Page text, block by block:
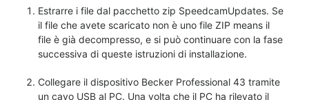
Estrarre i file dal pacchetto zip SpeedcamUpdates. Se
il file che avete scaricato non è uno file ZIP means il
file è già decompresso, e si può continuare con la fase
successiva di queste istruzioni di installazione.
Collegare il dispositivo Becker Professional 43 tramite
un cavo USB al PC. Una volta che il PC ha rilevato il